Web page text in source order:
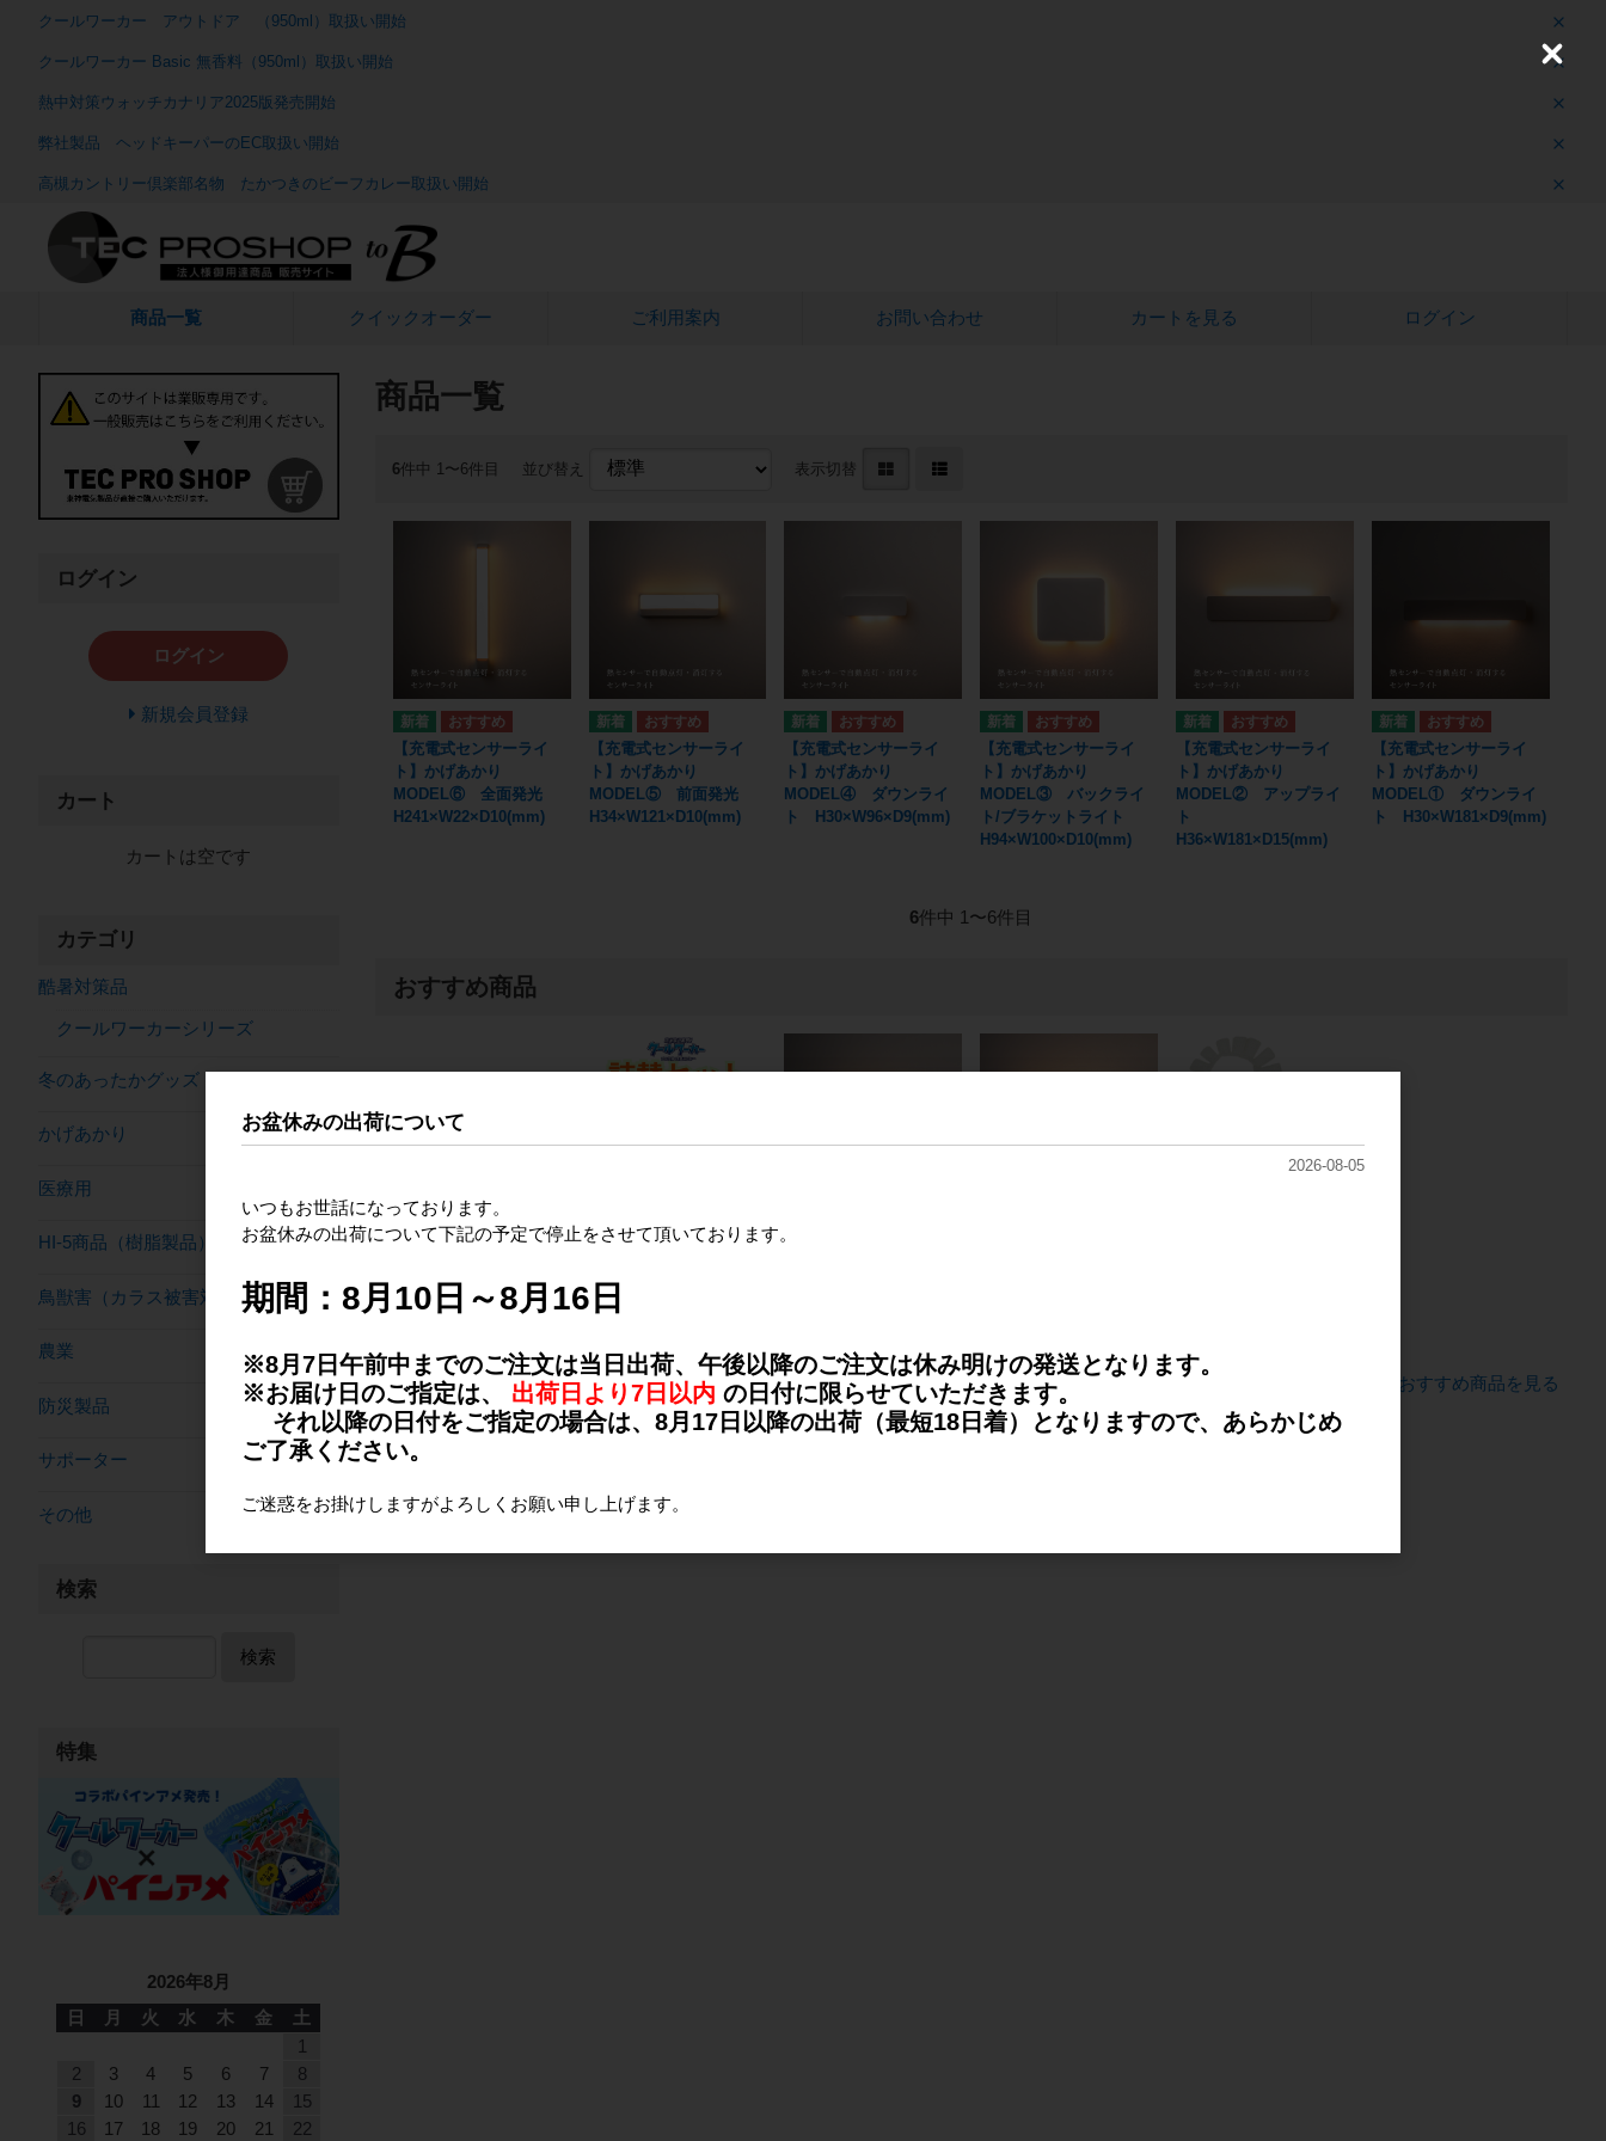
クールワーカー アウトドア （950ml）取扱い開始
クールワーカー Basic 無香料（950ml）取扱い開始
熱中対策ウォッチカナリア2025版発売開始
弊社製品 ヘッドキーパーのEC取扱い開始
高槻カントリー倶楽部名物 たかつきのビーフカレー取扱い開始
商品一覧 クイック オーダー ご利用案内 お問い合わせ カートを見る ログイン
商品一覧
6件中 1〜6件目 並び替え 表示切替
【充電式センサーライ
ト】かげあかり
MODEL⑥ 全面発光
H241×W22×D10(mm)
【充電式センサーライ
ト】かげあかり
MODEL⑤ 前面発光
H34×W121×D10(mm)
【充電式センサーライ
ト】かげあかり
MODEL④ ダウンライ
ト H30×W96×D9(mm)
【充電式センサーライ
ト】かげあかり
MODEL③ バックライ
ト/ブラケットライト
H94×W100×D10(mm)
【充電式センサーライ
ト】かげあかり
MODEL② アップライ
ト
H36×W181×D15(mm)
【充電式センサーライ
ト】かげあかり
MODEL① ダウンライ
ト H30×W181×D9(mm)
6件中 1〜6件目
おすすめ商品
充電式 除草バイブレー
クールワーカー アウトド
すべてのおすすめ商品を見る
ログイン
ログイン
新規会員登録
カート
カートは空です
カテゴリ
酷暑対策品
クールワーカーシリーズ
冬のあったかグッズ
かげあかり
医療用
HI-5商品（樹脂製品）
鳥獣害（カラス被害対策品）
農業
防災製品
サポーター
その他
検索
検索
特集
2026年8月
日
月 火 水 木 金
土
1
2
3 4 5 6 7
8
9
10 11 12 13 14
15
16
17 18 19 20 21 22
お盆休みの出荷について
2026-08-05
いつもお世話になっております。
お盆休みの出荷について下記の予定で停止をさせて頂いております。
期間：8月10日～8月16日
※8月7日午前中までのご注文は当日出荷、午後以降のご注文は休み明けの発送となります。
※お届け日のご指定は、 出荷日より7日以内 の日付に限らせていただきます。
それ以降の日付をご指定の場合は、8月17日以降の出荷（最短18日着）となりますので、あらかじめ
ご了承ください。
ご迷惑をお掛けしますがよろしくお願い申し上げます。
C
o
e